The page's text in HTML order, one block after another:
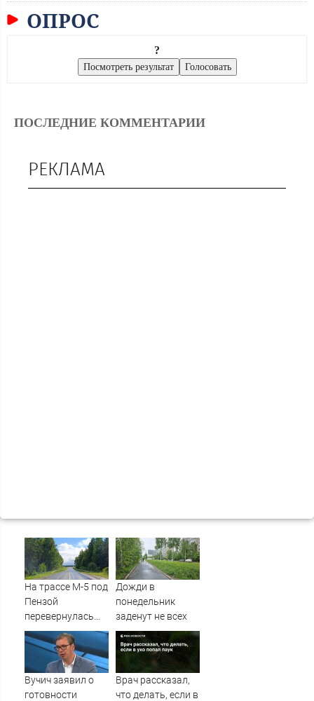
ОПРОС
?
ПОСЛЕДНИЕ КОММЕНТАРИИ
РЕКЛАМА
На трассе М-5 под
Пензой
перевернулась
фура - Столица58
Дожди в
понедельник
заденут не всех
Вучич заявил о
готовности
Врач рассказал,
что делать, если в